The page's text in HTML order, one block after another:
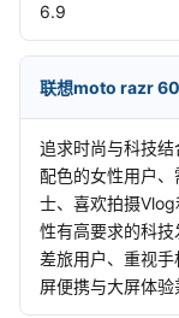
6.9
联想moto razr 60
追求时尚与科技
配色的女性用户
士、喜欢拍摄
性有高要求的科
差旅用户、重视
屏便携与大屏体